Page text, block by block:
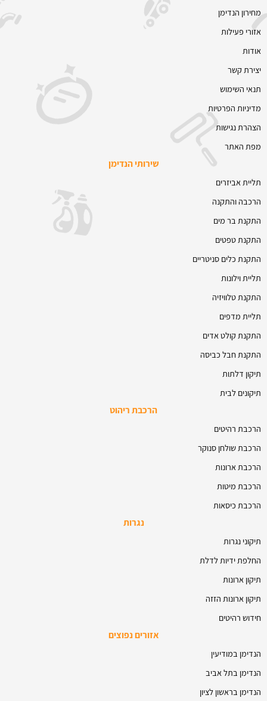
מחירון הנדימן
אזורי פעילות
אודות
יצירת קשר
תנאי השימוש
מדיניות הפרטיות
הצהרת נגישות
מפת האתר
שירותי הנדימן
תליית אביזרים
הרכבה והתקנה
התקנת בר מים
התקנת טפטים
התקנת כלים סניטריים
תליית וילונות
התקנת טלוויזיה
תליית מדפים
התקנת קולט אדים
התקנת חבל כביסה
תיקון דלתות
תיקונים לבית
הרכבת ריהוט
הרכבת רהיטים
הרכבת שולחן סנוקר
הרכבת ארונות
הרכבת מיטות
הרכבת כיסאות
נגרות
תיקוני נגרות
החלפת ידיות לדלת
תיקון ארונות
תיקון ארונות הזזה
חידוש רהיטים
אזורים נפוצים
הנדימן במודיעין
הנדימן בתל אביב
הנדימן בראשון לציון